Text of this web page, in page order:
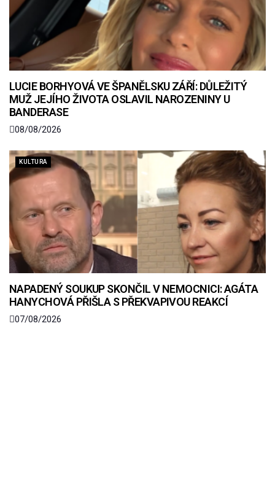
LUCIE BORHYOVÁ VE ŠPANĚLSKU ZÁŘÍ: DŮLEŽITÝ
MUŽ JEJÍHO ŽIVOTA OSLAVIL NAROZENINY U
BANDERASE
08/08/2026
KULTURA
NAPADENÝ SOUKUP SKONČIL V NEMOCNICI: AGÁTA
HANYCHOVÁ PŘIŠLA S PŘEKVAPIVOU REAKCÍ
07/08/2026